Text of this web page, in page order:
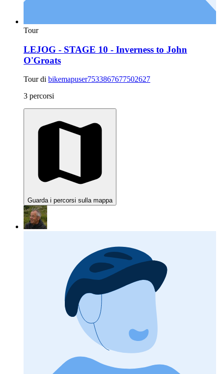
Tour
LEJOG - STAGE 10 - Inverness to John
O'Groats
Tour di bikemapuser7533867677502627
3 percorsi
Guarda i percorsi sulla mappa